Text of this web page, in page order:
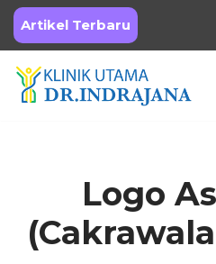
Skip
to
content
Artikel Terbaru
Logo